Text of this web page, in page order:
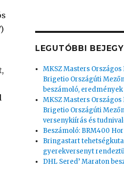
LEGUTÓBBI
MKSZ Masters
Brigetio Országúti
beszámoló, eredmények
MKSZ Masters
Brigetio Országúti
versenykiírás és
Beszámoló: BRM400
Bringastart
gyerekversenyt
DHL Sered’ Maraton